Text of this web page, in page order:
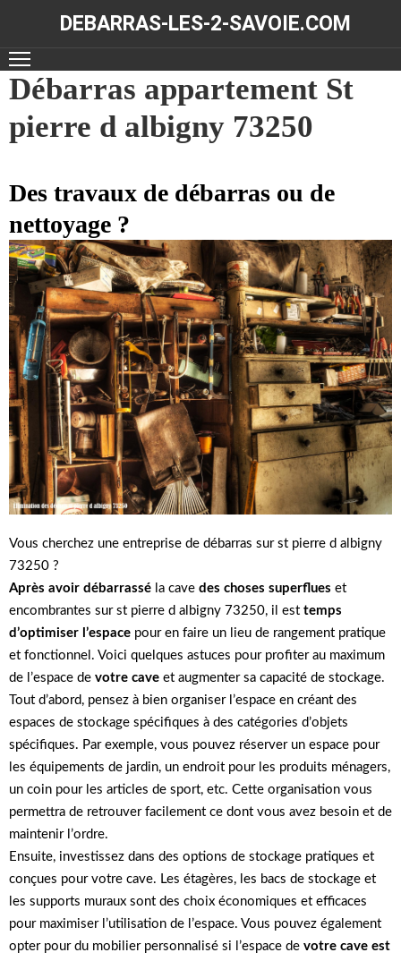
DEBARRAS-LES-2-SAVOIE.COM
ACCUEIL
DÉBARRAS
CONTACT
Débarras appartement St
pierre d albigny 73250
Des travaux de débarras ou de
nettoyage ?
Vous cherchez une entreprise de débarras sur st pierre d albigny
73250 ?
Après avoir débarrassé la cave des choses superflues et
encombrantes sur st pierre d albigny 73250, il est temps
d’optimiser l’espace pour en faire un lieu de rangement pratique
et fonctionnel. Voici quelques astuces pour profiter au maximum
de l’espace de votre cave et augmenter sa capacité de stockage.
Tout d’abord, pensez à bien organiser l’espace en créant des
espaces de stockage spécifiques à des catégories d’objets
spécifiques. Par exemple, vous pouvez réserver un espace pour
les équipements de jardin, un endroit pour les produits ménagers,
un coin pour les articles de sport, etc. Cette organisation vous
permettra de retrouver facilement ce dont vous avez besoin et de
maintenir l’ordre.
Ensuite, investissez dans des options de stockage pratiques et
conçues pour votre cave. Les étagères, les bacs de stockage et
les supports muraux sont des choix économiques et efficaces
pour maximiser l’utilisation de l’espace. Vous pouvez également
opter pour du mobilier personnalisé si l’espace de votre cave est